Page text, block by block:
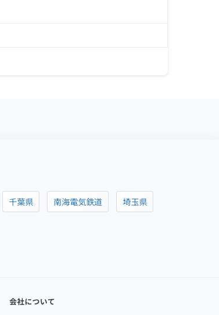
千葉県 南海電気鉄道 埼玉県
会社について